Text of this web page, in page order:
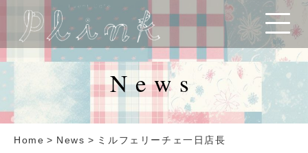
News
Home > News > ミルフェリーチェ一日店長